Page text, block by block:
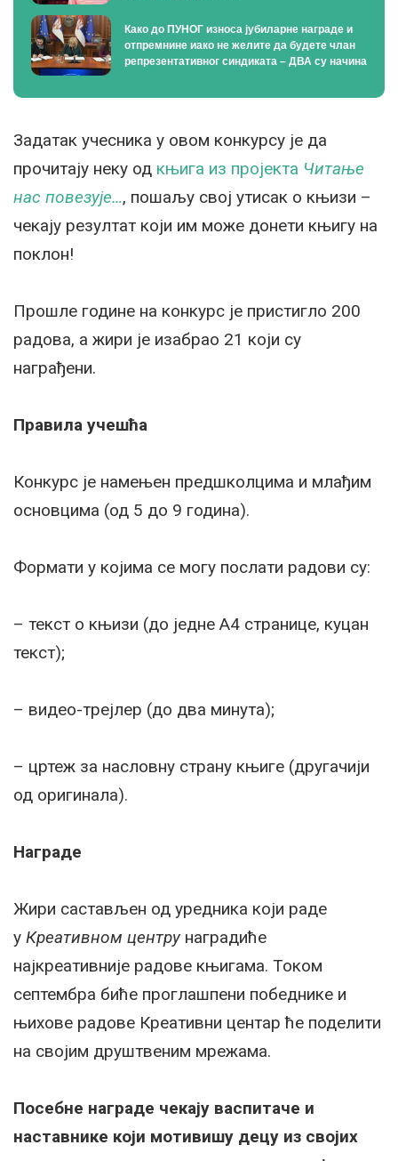
Како до ПУНОГ износа јубиларне награде и
отпремнине иако не желите да будете члан
репрезентативног синдиката – ДВА су начина
Задатак учесника у овом конкурсу је да
прочитају неку од књига из пројекта Читање
нас повезује…, пошаљу свој утисак о књизи –
чекају резултат који им може донети књигу на
поклон!
Прошле године на конкурс је пристигло 200
радова, а жири је изабрао 21 који су
награђени.
Правила учешћа
Конкурс је намењен предшколцима и млађим
основцима (од 5 до 9 година).
Формати у којима се могу послати радови су:
– текст о књизи (до једне А4 странице, куцан
текст);
– видео-трејлер (до два минута);
– цртеж за насловну страну књиге (другачији
од оригинала).
Награде
Жири састављен од уредника који раде
у Креативном центру наградиће
најкреативније радове књигама. Током
септембра биће проглашпени победнике и
њихове радове Креативни центар ће поделити
на својим друштвеним мрежама.
Посебне награде чекају васпитаче и
наставнике који мотивишу децу из својих